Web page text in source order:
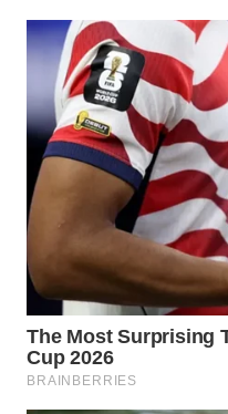
WAHANA
TANI
WAHANA
ADVOKAT
WAHANA
INFRASTRUKTUR
WAHANA
KONSUMEN
WAHANA
LISTRIK